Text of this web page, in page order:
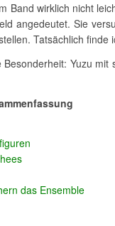
Band wirklich nicht
angedeutet. Sie
Tatsächlich
Yuzu
das Ensemble